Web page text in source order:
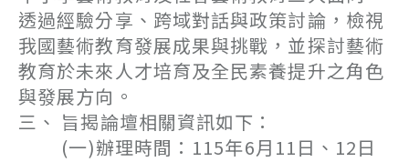
透過經驗分享、跨域對話與政策討論，檢視
我國藝術教育發展成果與挑戰，並探討藝術
教育於未來人才培育及全民素養提升之角色
與發展方向。
三、 旨揭論壇相關資訊如下：
(一)辦理時間：115年6月11日、12日